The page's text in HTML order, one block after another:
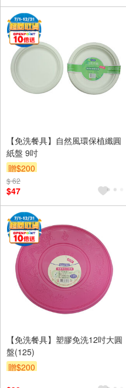
【免洗餐具】自然風環保植纖圓
紙盤 9吋
贈$200
$ 62
$47
【免洗餐具】塑膠免洗12吋大圓
盤(125)
贈$200